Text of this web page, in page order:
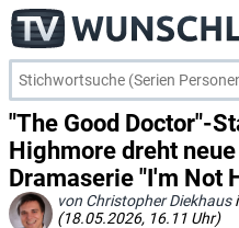
"The Good Doctor"-
Highmore dreht neue
Dramaserie "I'm Not
von Christopher Diekhaus
(18.05.2026, 16.11 Uhr)